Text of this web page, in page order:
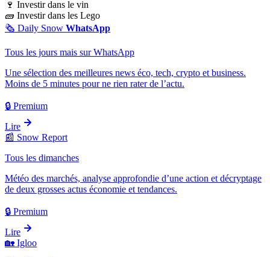
🍷 Investir dans le vin
🧱 Investir dans les Lego
🗞️ Daily Snow WhatsApp
Tous les jours mais sur WhatsApp
Une sélection des meilleures news éco, tech, crypto et business.
Moins de 5 minutes pour ne rien rater de l’actu.
🔒 Premium
Lire
📰 Snow Report
Tous les dimanches
Météo des marchés, analyse approfondie d’une action et décryptage
de deux grosses actus économie et tendances.
🔒 Premium
Lire
🏡 Igloo